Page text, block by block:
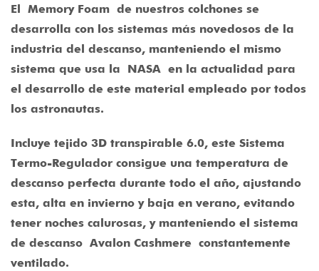
El Memory Foam de nuestros colchones se
desarrolla con los sistemas más novedosos de la
industria del descanso, manteniendo el mismo
sistema que usa la NASA en la actualidad para
el desarrollo de este material empleado por todos
los astronautas.
Incluye tejido 3D transpirable 6.0, este Sistema
Termo-Regulador consigue una temperatura de
descanso perfecta durante todo el año, ajustando
esta, alta en invierno y baja en verano, evitando
tener noches calurosas, y manteniendo el sistema
de descanso Avalon Cashmere constantemente
ventilado.